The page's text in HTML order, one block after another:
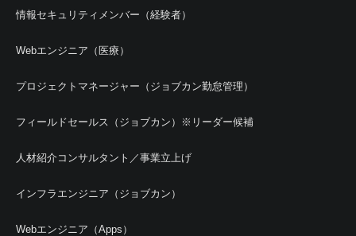
情報セキュリティメンバー（経験者）
Webエンジニア（医療）
プロジェクトマネージャー（ジョブカン勤怠管理）
フィールドセールス（ジョブカン）※リーダー候補
人材紹介コンサルタント／事業立上げ
インフラエンジニア（ジョブカン）
Webエンジニア（Apps）